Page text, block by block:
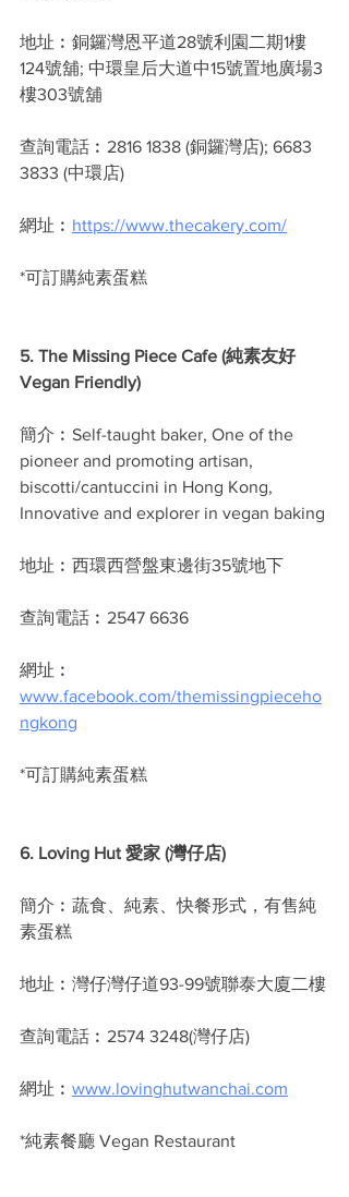
地址︰銅鑼灣恩平道28號利園二期1樓
124號舖; 中環皇后大道中15號置地廣場3
樓303號舖
查詢電話︰2816 1838 (銅鑼灣店); 6683
3833 (中環店)
網址︰ https://www.thecakery.com/
*可訂購純素蛋糕
5. The Missing Piece Cafe (純素友好
Vegan Friendly)
簡介︰Self-taught baker, One of the
pioneer and promoting artisan,
biscotti/cantuccini in Hong Kong,
Innovative and explorer in vegan baking
地址︰西環西營盤東邊街35號地下
查詢電話︰2547 6636
網址︰
www.facebook.com/themissingpieceho
ngkong
*可訂購純素蛋糕
6. Loving Hut 愛家 (灣仔店)
簡介︰蔬食、純素、快餐形式，有售純
素蛋糕
地址︰灣仔灣仔道93-99號聯泰大廈二樓
查詢電話︰2574 3248(灣仔店)
網址︰ www.lovinghutwanchai.com
*純素餐廳 Vegan Restaurant